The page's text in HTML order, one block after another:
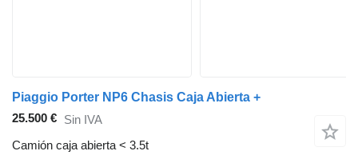
Piaggio Porter NP6 Chasis Caja Abierta +
25.500 € Sin IVA
Camión caja abierta < 3.5t